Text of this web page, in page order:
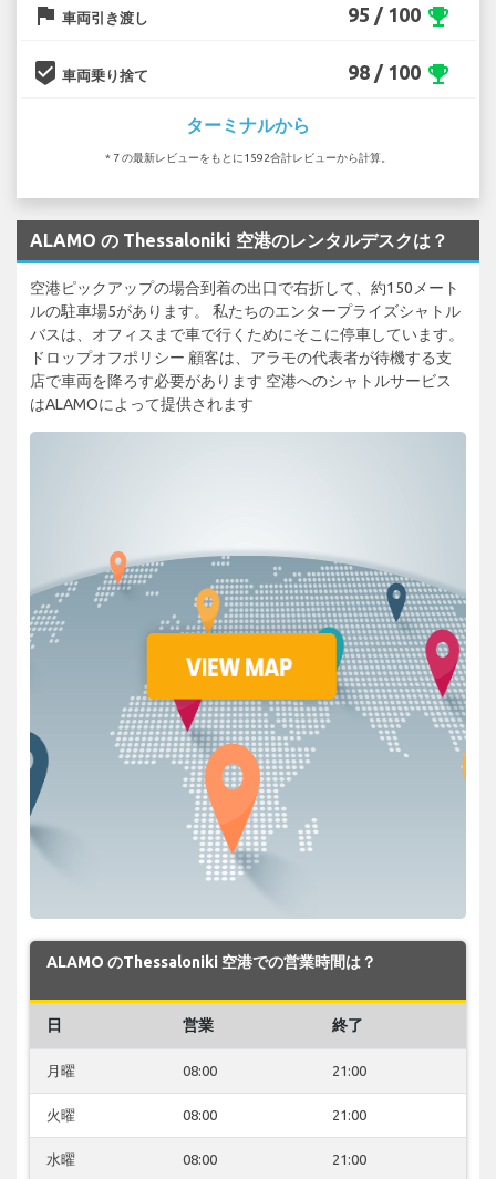
flag 車両引き渡し 95 / 100 emoji_events
beenhere 車両乗り捨て 98 / 100 emoji_events
ターミナルから
* 7 の最新レビューをもとに1592合計レビューから計算。
ALAMO の Thessaloniki 空港のレンタルデスクは？
空港ピックアップの場合到着の出口で右折して、約150メート
ルの駐車場5があります。 私たちのエンタープライズシャトル
バスは、オフィスまで車で行くためにそこに停車しています。
ドロップオフポリシー 顧客は、アラモの代表者が待機する支
店で車両を降ろす必要があります 空港へのシャトルサービス
はALAMOによって提供されます
ALAMO のThessaloniki 空港での営業時間は？
日 営業 終了
月曜 08:00 21:00
火曜 08:00 21:00
水曜 08:00 21:00